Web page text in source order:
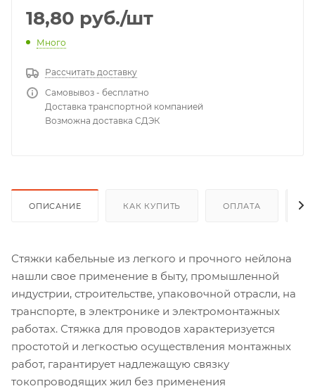
18,80 руб./шт
Много
Рассчитать доставку
Самовывоз - бесплатно
Доставка транспортной компанией
Возможна доставка СДЭК
ОПИСАНИЕ КАК КУПИТЬ ОПЛАТА
Стяжки кабельные из легкого и прочного нейлона
нашли свое применение в быту, промышленной
индустрии, строительстве, упаковочной отрасли, на
транспорте, в электронике и электромонтажных
работах. Стяжка для проводов характеризуется
простотой и легкостью осуществления монтажных
работ, гарантирует надлежащую связку
токопроводящих жил без применения